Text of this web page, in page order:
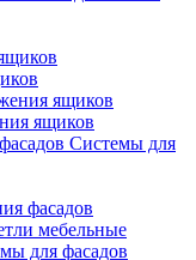
ящиков
Системы для
фасадов
мебельные